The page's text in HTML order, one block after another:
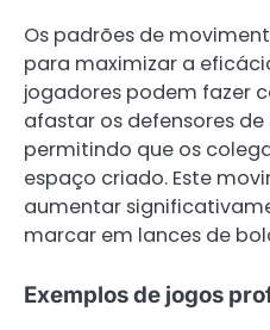
Os padrões de
para maximizar a
jogadores podem fazer
afastar os defensores
permitindo que os
espaço criado. Este
aumentar
marcar em lances de
Exemplos de jogos